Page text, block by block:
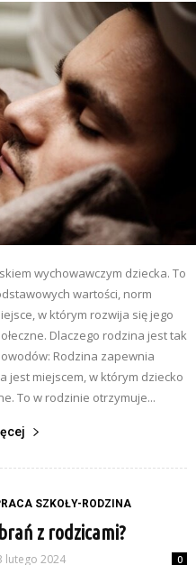
wychowawczym dziecka. To
wartości, norm
w którym rozwija się jego
Dlaczego rodzina jest tak
Rodzina zapewnia
jest miejscem, w którym dziecko
To w rodzinie otrzymuje...
SZKOŁY-RODZINA
z rodzicami?
lutego 2024 0